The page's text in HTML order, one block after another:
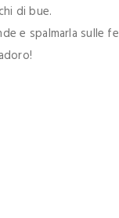
di bue.
e spalmarla